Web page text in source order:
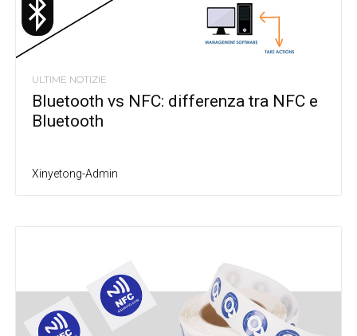
ULTIME NOTIZIE
Bluetooth vs NFC: differenza tra NFC e
Bluetooth
Xinyetong-Admin